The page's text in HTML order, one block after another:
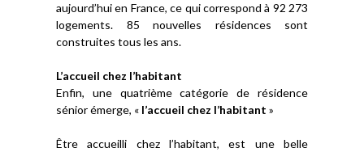
aujourd’hui en France, ce qui correspond à 92 273
logements. 85 nouvelles résidences sont
construites tous les ans.
L’accueil chez l’habitant
Enfin, une quatrième catégorie de résidence
sénior émerge, « l’accueil chez l’habitant »
Être accueilli chez l’habitant, est une belle